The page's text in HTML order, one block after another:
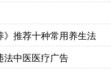
》推荐十种常用养生法
法中医医疗广告